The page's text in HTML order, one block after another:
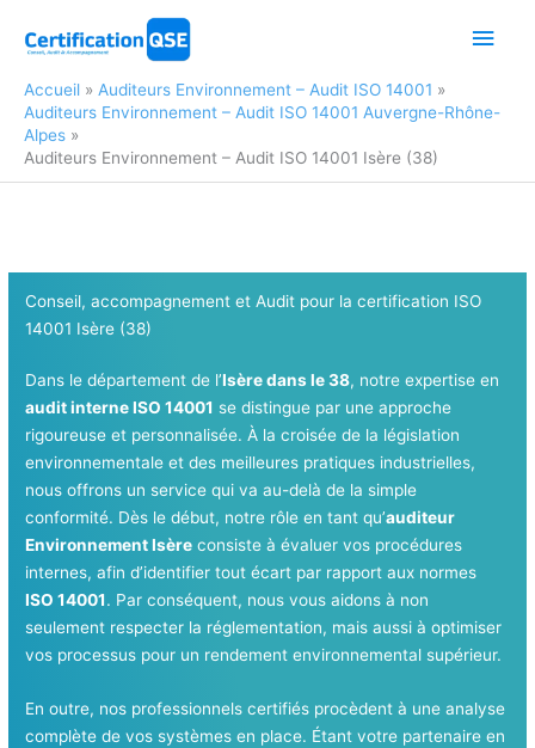
Accueil
Auditeurs Environnement – Audit ISO 14001
Auditeurs Environnement – Audit ISO 14001 Auvergne-Rhône-
Alpes
Auditeurs Environnement – Audit ISO 14001 Isère (38)
Conseil, accompagnement et Audit pour la certification ISO
14001 Isère (38)
Dans le département de l’Isère dans le 38, notre expertise en
audit interne ISO 14001 se distingue par une approche
rigoureuse et personnalisée. À la croisée de la législation
environnementale et des meilleures pratiques industrielles,
nous offrons un service qui va au-delà de la simple
conformité. Dès le début, notre rôle en tant qu’auditeur
Environnement Isère consiste à évaluer vos procédures
internes, afin d’identifier tout écart par rapport aux normes
ISO 14001. Par conséquent, nous vous aidons à non
seulement respecter la réglementation, mais aussi à optimiser
vos processus pour un rendement environnemental supérieur.
En outre, nos professionnels certifiés procèdent à une analyse
complète de vos systèmes en place. Étant votre partenaire en